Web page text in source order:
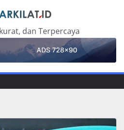
dan Terpercaya